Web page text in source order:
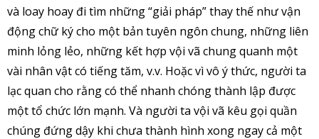
và loay hoay đi tìm những “giải pháp” thay thế như vận
động chữ ký cho một bản tuyên ngôn chung, những liên
minh lỏng lẻo, những kết hợp vội vã chung quanh một
vài nhân vật có tiếng tăm, v.v. Hoặc vì vô ý thức, người ta
lạc quan cho rằng có thể nhanh chóng thành lập được
một tổ chức lớn mạnh. Và người ta vội vã kêu gọi quần
chúng đứng dậy khi chưa thành hình xong ngay cả một